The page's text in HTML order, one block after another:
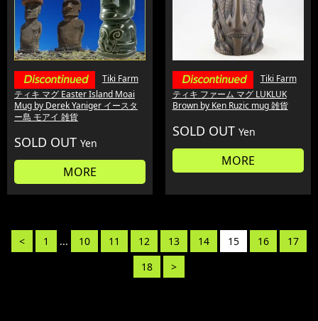
Tiki Farm
ティキ マグ Easter Island Moai
Mug by Derek Yaniger イースタ
ー島 モアイ 雑貨
SOLD OUT Yen
MORE
Tiki Farm
ティキ ファーム マグ LUKLUK
Brown by Ken Ruzic mug 雑貨
SOLD OUT Yen
MORE
< 1 ... 10 11 12 13 14 15 16
17
18
>